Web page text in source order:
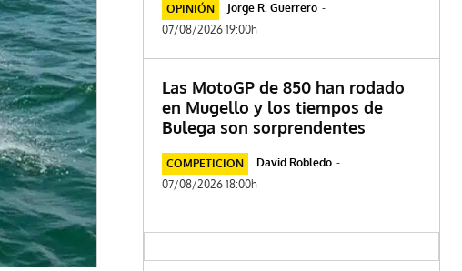
OPINIÓN Jorge R. Guerrero -
07/08/2026 19:00h
Las MotoGP de 850 han rodado
en Mugello y los tiempos de
Bulega son sorprendentes
COMPETICION David Robledo -
07/08/2026 18:00h